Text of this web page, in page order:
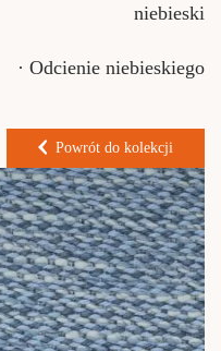
niebieski
· Odcienie niebieskiego
Powrót do kolekcji